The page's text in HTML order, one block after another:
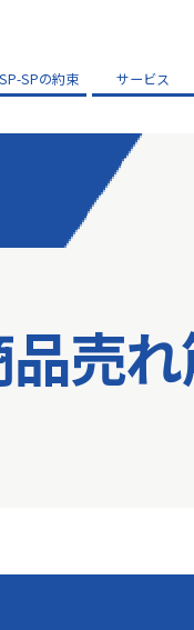
SPの約束 サービス
売